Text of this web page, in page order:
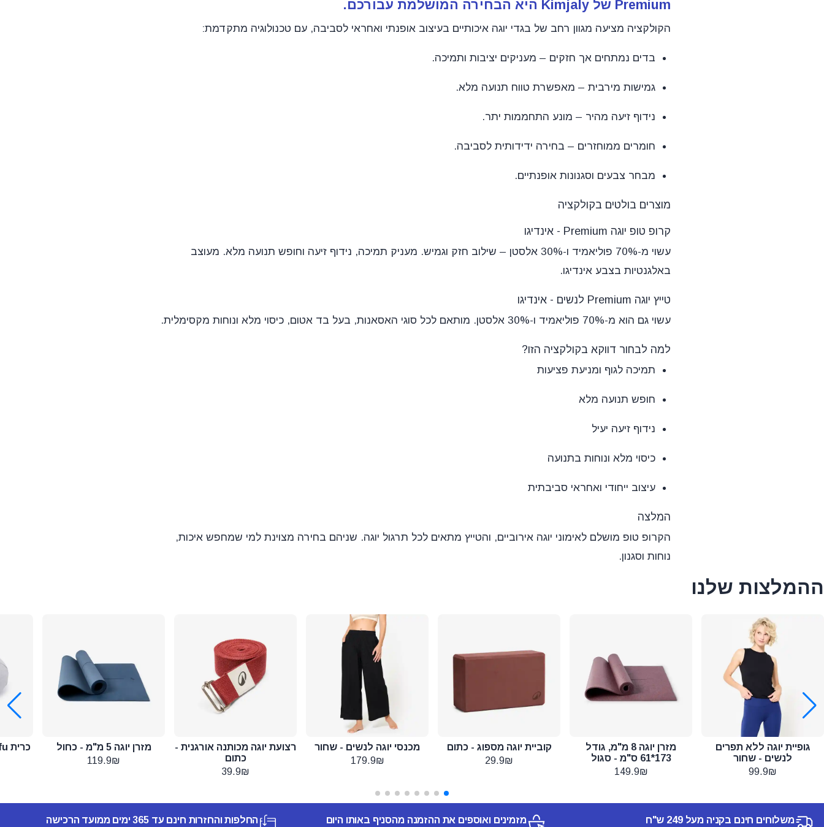
Premium של Kimjaly היא הבחירה המושלמת עבורכם.
הקולקציה מציעה מגוון רחב של בגדי יוגה איכותיים בעיצוב אופנתי ואחראי לסביבה, עם טכנולוגיה מתקדמת:
בדים נמתחים אך חזקים – מעניקים יציבות ותמיכה.
גמישות מירבית – מאפשרת טווח תנועה מלא.
נידוף זיעה מהיר – מונע התחממות יתר.
חומרים ממוחזרים – בחירה ידידותית לסביבה.
מבחר צבעים וסגנונות אופנתיים.
מוצרים בולטים בקולקציה
קרופ טופ יוגה Premium - אינדיגו
עשוי מ-70% פוליאמיד ו-30% אלסטן – שילוב חזק וגמיש. מעניק תמיכה, נידוף זיעה וחופש תנועה מלא. מעוצב
באלגנטיות בצבע אינדיגו.
טייץ יוגה Premium לנשים - אינדיגו
עשוי גם הוא מ-70% פוליאמיד ו-30% אלסטן. מותאם לכל סוגי האסאנות, בעל בד אטום, כיסוי מלא ונוחות מקסימלית.
למה לבחור דווקא בקולקציה הזו?
תמיכה לגוף ומניעת פציעות
חופש תנועה מלא
נידוף זיעה יעיל
כיסוי מלא ונוחות בתנועה
עיצוב ייחודי ואחראי סביבתית
המלצה
הקרופ טופ מושלם לאימוני יוגה אירוביים, והטייץ מתאים לכל תרגול יוגה. שניהם בחירה מצוינת למי שמחפש איכות,
נוחות וסגנון.
ההמלצות שלנו
גופיית יוגה ללא תפרים
לנשים - שחור
99.9₪
מזרן יוגה 8 מ"מ, גודל
173*61 ס"מ - סגול
149.9₪
קוביית יוגה מספוג - כתום
29.9₪
מכנסי יוגה לנשים - שחור
179.9₪
רצועת יוגה מכותנה אורגנית -
כתום
39.9₪
מזרן יוגה 5 מ"מ - כחול
119.9₪
משלוחים חינם בקניה מעל 249 ש"ח מזמינים ואוספים את ההזמנה מהסניף באותו היום החלפות והחזרות חינם עד 365 ימים ממועד הרכישה